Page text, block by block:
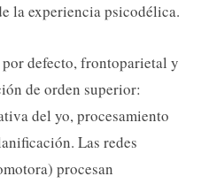
la experiencia psicodélica.
defecto, frontoparietal y
de orden superior:
del yo, procesamiento
Las redes
procesan